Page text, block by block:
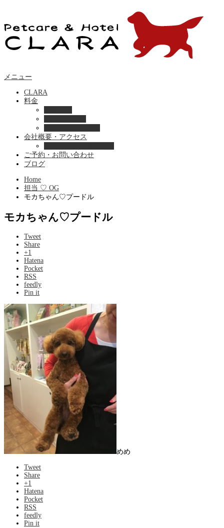
メニュー
CLARA
料金
会社概要・アクセス
ご予約・お問い合わせ
ブログ
Home
担当 ♡ OG
モカちゃん♡プードル
モカちゃん♡プードル
Tweet
Share
+1
Hatena
Pocket
RSS
feedly
Pin it
めめ
Tweet
Share
+1
Hatena
Pocket
RSS
feedly
Pin it